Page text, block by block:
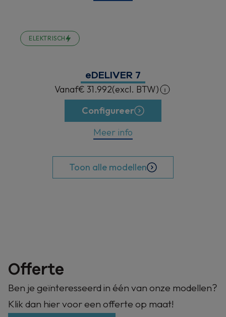
ELEKTRISCH
eDELIVER 7
Vanaf€ 31.992(excl. BTW)
Configureer
Meer info
Toon alle modellen
Offerte
Ben je geïnteresseerd in één van onze modellen?
Klik dan hier voor een offerte op maat!